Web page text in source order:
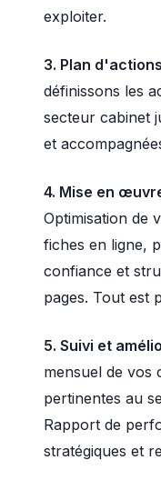
exploiter.
3. Plan
définissons les
secteur cabinet
et
4. Mise en
Optimisation de
fiches en ligne,
confiance et
pages. Tout est
5. Suivi et
mensuel de vos
pertinentes au
Rapport de
stratégiques et